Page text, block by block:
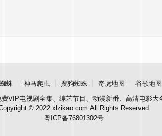
蛛 神马爬虫 搜狗蜘蛛 奇虎地图 谷歌地图
费VIP电视剧全集、综艺节目、动漫新番、高清电影大
© 2022 xlzikao.com All Rights Reserved
粤ICP备76801302号